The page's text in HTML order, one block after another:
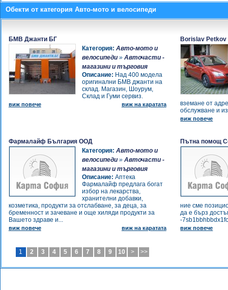
- bulavto-LADA
-
Ойл Груп БГ ООД -
- Сервиз Газови Уредби
ГТП Люлин
Магазин за Акумулатори
Автозона 33 ЕООД
-
Магазин за Акумулатори
Автозона 33 ЕООД
-
Ремонт на детски колички и
велосипеди
- Деа Експрес
Koleloto.bg - магазин и сервиз
ИНТЕР СТИЛ ЕООД
ИНТЕР СТИЛ ЕООД
Магазин за Акумулатори
Магазин за Акумулатори
- Магазин за Акумулатори
- ЕВТИНИ АКУМУЛАТОРИ
- Sofia Diesel Center
ГТП Надежда
- Автосервиз Джим Авто
Обекти от категория Авто-мото и велосипеди
БМВ Джанти БГ
Категория: Авто-мото и
велосипеди» Авточасти -
магазини и търговия
Описание: Над 400 модела
оригинални БМВ джанти на
склад. Магазин, Шоурум,
Склад и Гуми сервиз.
виж повече виж на каратата
Borislav Petkov
вземане от
обслужване и
виж повече
Фармалайф България ООД
Категория: Авто-мото и
велосипеди» Авточасти -
магазини и търговия
Описание: Аптека
Фармалайф предлага богат
избор на лекарства,
хранителни добавки,
козметика, продукти за отслабване, за деца, за
бременност и зачеване и още хиляди продукти за
Вашето здраве и...
виж повече виж на каратата
Пътна помощ
ние сме
да е бърз
-
виж повече
1 2 3 4 5 6 7 8 9 10 > >>